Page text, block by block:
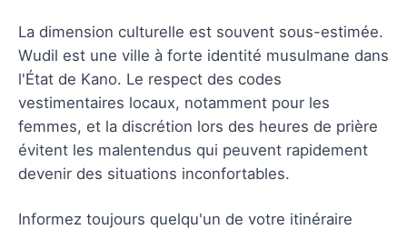
La dimension culturelle est souvent sous-estimée.
Wudil est une ville à forte identité musulmane dans
l'État de Kano. Le respect des codes
vestimentaires locaux, notamment pour les
femmes, et la discrétion lors des heures de prière
évitent les malentendus qui peuvent rapidement
devenir des situations inconfortables.
Informez toujours quelqu'un de votre itinéraire